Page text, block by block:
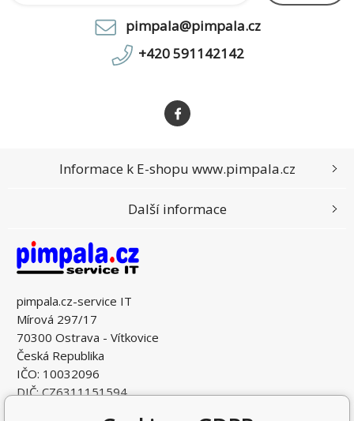
pimpala@pimpala.cz
+420 591142142
pimpala.cz-service IT
Mírová 297/17
70300 Ostrava - Vítkovice
Česká Republika
IČO: 10032096
DIČ: CZ6311151594
Informace k E-shopu www.pimpala.cz
Další informace